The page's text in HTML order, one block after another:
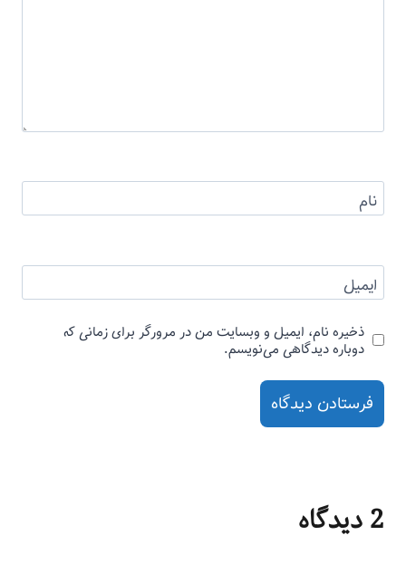
نام
ایمیل
ذخیره نام، ایمیل و وبسایت من در مرورگر برای زمانی که
دوباره دیدگاهی می‌نویسم.
2 دیدگاه